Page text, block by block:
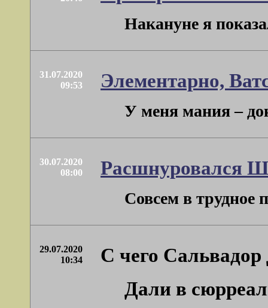
Накануне я
31.07.2020
09:53
Элементарно,
У меня мания –
30.07.2020
08:00
Расшнуровался
Совсем в трудное
29.07.2020
10:34
С чего
Дали в